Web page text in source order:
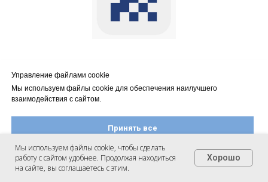
Управление файлами cookie
Мы используем файлы cookie для обеспечения наилучшего
взаимодействия с сайтом.
Принять все
Настроить файлы cookie
АО КБ «Модульбанк»
Мы используем файлы cookie, чтобы сделать
работу с сайтом удобнее. Продолжая находиться
на сайте, вы соглашаетесь с этим.
Хорошо